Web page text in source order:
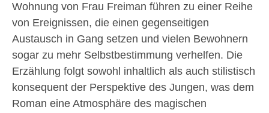
Wohnung von Frau Freiman führen zu einer Reihe
von Ereignissen, die einen gegenseitigen
Austausch in Gang setzen und vielen Bewohnern
sogar zu mehr Selbstbestimmung verhelfen. Die
Erzählung folgt sowohl inhaltlich als auch stilistisch
konsequent der Perspektive des Jungen, was dem
Roman eine Atmosphäre des magischen